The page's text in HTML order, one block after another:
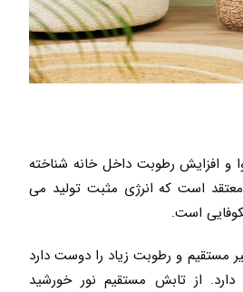
و افزایش رطوبت داخل خانه شناخته
است که انرژی مثبت تولید می
است.
مستقیم و رطوبت زیاد را دوست دارد
دارد. از تابش مستقیم نور خورشید